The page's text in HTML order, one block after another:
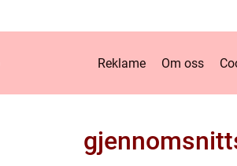
Reklame Om oss